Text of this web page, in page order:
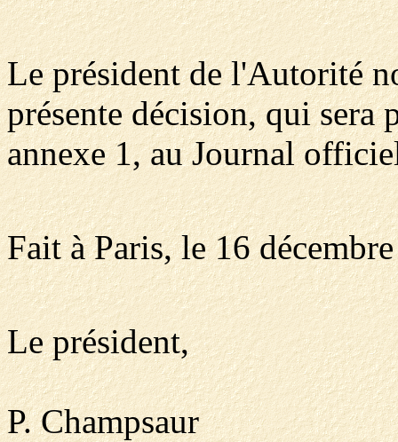
Le président de l'Autorité
présente décision, qui sera
annexe 1, au Journal
Fait à Paris, le 16
Le président,
P. Champsaur